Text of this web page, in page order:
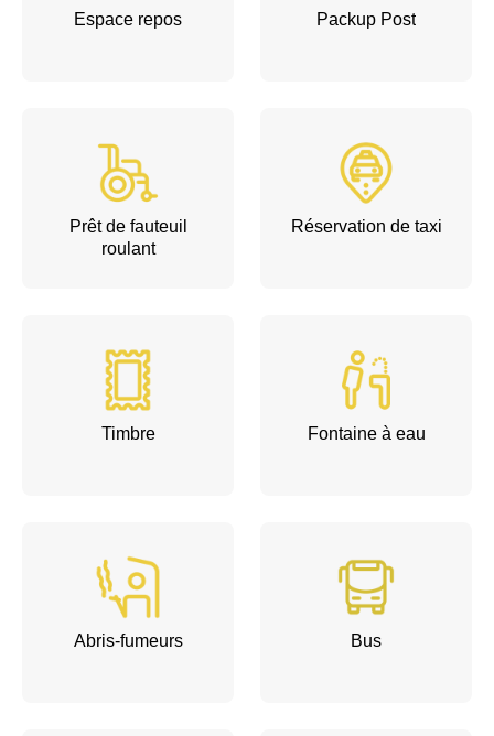
Espace repos Packup Post
Prêt de fauteuil
roulant
Réservation de taxi
Timbre Fontaine à eau
Abris-fumeurs Bus